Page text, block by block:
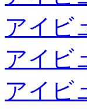
アイビ
アイビ
アイビ